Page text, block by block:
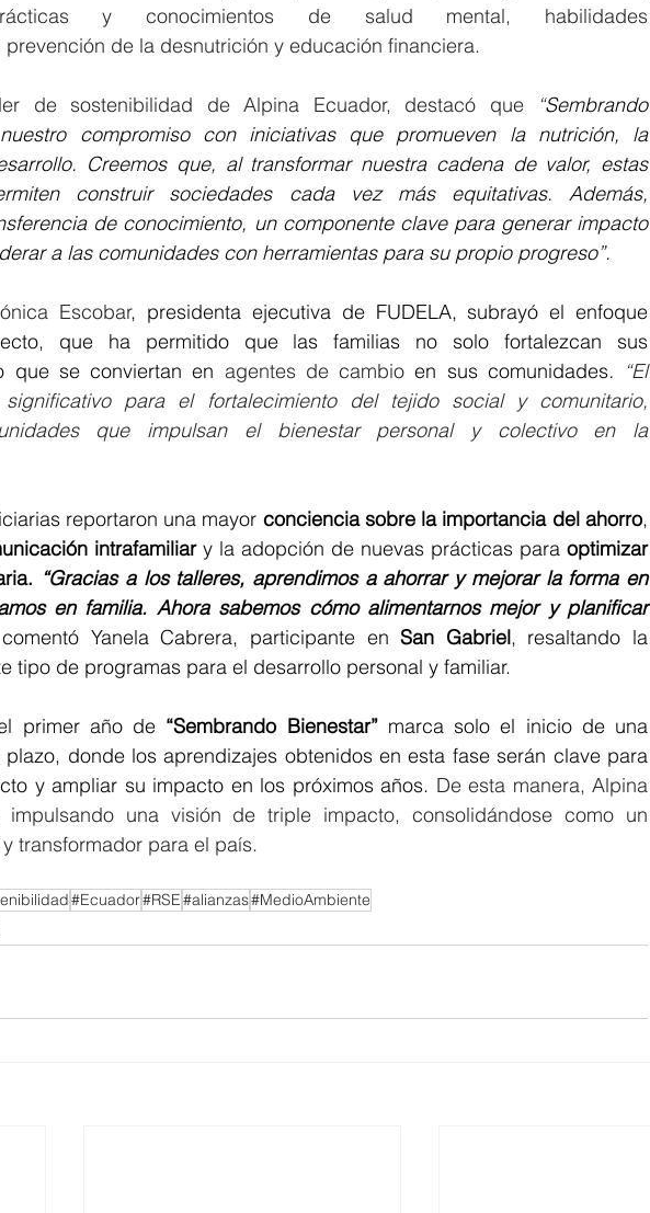
y conocimientos de salud mental, habilidades
prevención de la desnutrición y educación financiera.
de sostenibilidad de Alpina Ecuador, destacó que “Sembrando
compromiso con iniciativas que promueven la nutrición, la
Creemos que, al transformar nuestra cadena de valor, estas
construir sociedades cada vez más equitativas. Además,
de conocimiento, un componente clave para generar impacto
a las comunidades con herramientas para su propio progreso”.
Escobar, presidenta ejecutiva de FUDELA, subrayó el enfoque
que ha permitido que las familias no solo fortalezcan sus
que se conviertan en agentes de cambio en sus comunidades. “El
para el fortalecimiento del tejido social y comunitario,
que impulsan el bienestar personal y colectivo en la
reportaron una mayor conciencia sobre la importancia del ahorro,
intrafamiliar y la adopción de nuevas prácticas para optimizar
“Gracias a los talleres, aprendimos a ahorrar y mejorar la forma en
en familia. Ahora sabemos cómo alimentarnos mejor y planificar
Yanela Cabrera, participante en San Gabriel, resaltando la
tipo de programas para el desarrollo personal y familiar.
primer año de “Sembrando Bienestar” marca solo el inicio de una
donde los aprendizajes obtenidos en esta fase serán clave para
y ampliar su impacto en los próximos años. De esta manera, Alpina
impulsando una visión de triple impacto, consolidándose como un
transformador para el país.
#Ecuador#RSE#alianzas#MedioAmbiente